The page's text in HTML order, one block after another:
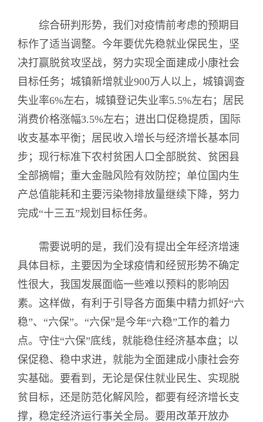
综合研判形势，我们对疫情前考虑的预期目
标作了适当调整。今年要优先稳就业保民生，坚
决打赢脱贫攻坚战，努力实现全面建成小康社会
目标任务；城镇新增就业900万人以上，城镇调查
失业率6%左右，城镇登记失业率5.5%左右；居民
消费价格涨幅3.5%左右；进出口促稳提质，国际
收支基本平衡；居民收入增长与经济增长基本同
步；现行标准下农村贫困人口全部脱贫、贫困县
全部摘帽；重大金融风险有效防控；单位国内生
产总值能耗和主要污染物排放量继续下降，努力
完成“十三五”规划目标任务。
需要说明的是，我们没有提出全年经济增速
具体目标，主要因为全球疫情和经贸形势不确定
性很大，我国发展面临一些难以预料的影响因
素。这样做，有利于引导各方面集中精力抓好“六
稳”、“六保”。“六保”是今年“六稳”工作的着力
点。守住“六保”底线，就能稳住经济基本盘；以
保促稳、稳中求进，就能为全面建成小康社会夯
实基础。要看到，无论是保住就业民生、实现脱
贫目标，还是防范化解风险，都要有经济增长支
撑，稳定经济运行事关全局。要用改革开放办